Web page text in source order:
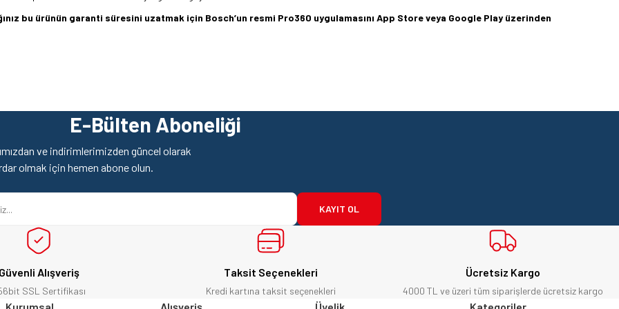
bu ürünün garanti süresini uzatmak için Bosch’un resmi Pro360 uygulamasını App Store veya Google Play üzerinden
Yorum Yaz
Soru Sor
E-Bülten Aboneliği
ve indirimlerimizden güncel olarak
olmak için hemen abone olun.
KAYIT OL
Güvenli Alışveriş
SSL Sertifikası
Taksit Seçenekleri
Kredi kartına taksit seçenekleri
Ücretsiz Kargo
4000 TL ve üzeri tüm siparişlerde ücretsiz kargo